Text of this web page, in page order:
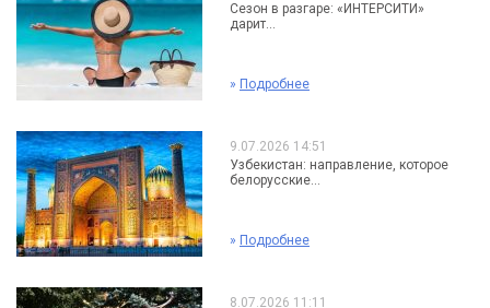
Сезон в разгаре: «ИНТЕРСИТИ»
дарит...
» Подробнее
9.07.2026 14:51
Узбекистан: направление, которое
белорусские...
» Подробнее
8.07.2026 11:11